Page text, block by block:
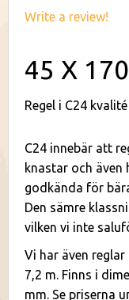
Write a review!
45 X
Regel i C24 kvalité
C24 innebär att
knastar och även
godkända för
Den sämre
vilken vi inte
Vi har även
7,2 m. Finns i
mm. Se priserna